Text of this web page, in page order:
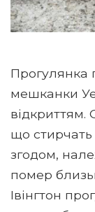
Прогулянка
мешканки
відкриттям.
що стирчать
згодом,
помер
Івінгтон